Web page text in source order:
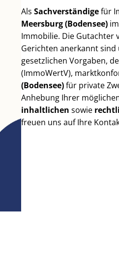
AlsSachverständigefür
Meersburg (Bodensee)
Immobilie. Die Gutachter
Gerichten anerkannt
gesetzlichen Vorgaben,
(ImmoWertV),
(Bodensee)für private
Anhebung Ihrer
inhaltlichen sowie
freuen uns auf Ihre